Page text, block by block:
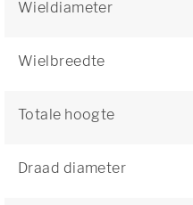
Wieldiameter
Wielbreedte
Totale hoogte
Draad diameter